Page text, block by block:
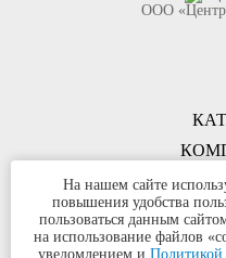
ООО «Центр
©ООО
Все
На нашем сайте
повышения удобства
пользоваться данным
на использование файлов
уведомлением и Политикой